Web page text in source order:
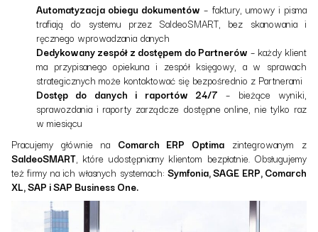
Automatyzacja obiegu dokumentów – faktury, umowy i pisma
trafiają do systemu przez SaldeoSMART, bez skanowania i
ręcznego wprowadzania danych
Dedykowany zespół z dostępem do Partnerów – każdy klient
ma przypisanego opiekuna i zespół księgowy, a w sprawach
strategicznych może kontaktować się bezpośrednio z Partnerami
Dostęp do danych i raportów 24/7 – bieżące wyniki,
sprawozdania i raporty zarządcze dostępne online, nie tylko raz
w miesiącu
Pracujemy głównie na Comarch ERP Optima zintegrowanym z
SaldeoSMART, które udostępniamy klientom bezpłatnie. Obsługujemy
też firmy na ich własnych systemach: Symfonia, SAGE ERP, Comarch
XL, SAP i SAP Business One.